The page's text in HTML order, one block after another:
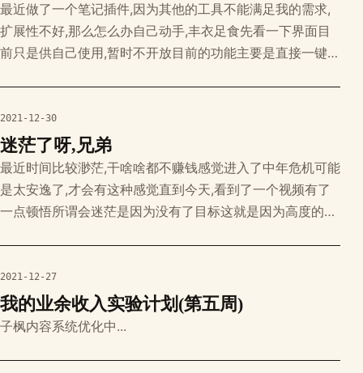
最近做了一个笔记插件,因为其他的工具不能满足我的需求,
扩展性不好,那么怎么办自己动手,丰衣足食先看一下界面目
前只是供自己使用,暂时不开放目前的功能主要是直接一键发
东西之后只要有时间,就持续发文> 本文由子枫笔记快捷发
布！
2021-12-30
迷茫了呀,兄弟
最近时间比较渺茫,干啥啥都不赚钱感觉进入了中年危机可能
是太安逸了,才会有这种感觉直到今天,看到了一个视频有了
一点顿悟所谓会迷茫是因为没有了目标这就是因为高度的不
记快捷发布！
2021-12-27
我的业余收入实验计划(第五周)
子枫内容系统优化中...